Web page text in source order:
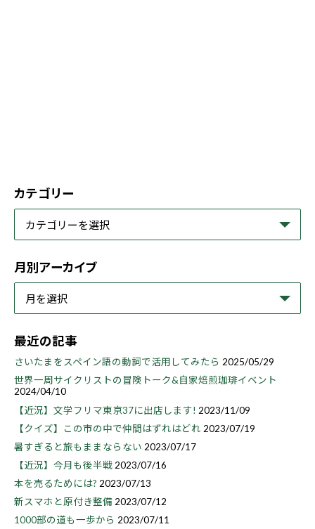
カテゴリー
月別アーカイブ
最近の記事
さいたまをスペイン語の動詞で活用してみたら 2025/05/29
世界一周サイクリストの冒険トーク&自家焙煎珈琲イベント
2024/04/10
【近況】文学フリマ東京37に出店します! 2023/11/09
【クイズ】この市の中で仲間はずれはどれ 2023/07/19
暑すぎると旅もままならない 2023/07/17
【近況】今月も後半戦 2023/07/16
本を売るためには? 2023/07/13
新スマホと原付き整備 2023/07/12
1000部の道も一歩から 2023/07/11